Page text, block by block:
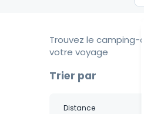
Trouvez le camping-
votre voyage
Trier par